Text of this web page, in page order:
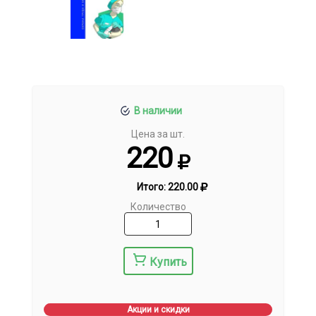
В наличии
Цена за шт.
220
Итого:220.00
Количество
Купить
Акции и скидки